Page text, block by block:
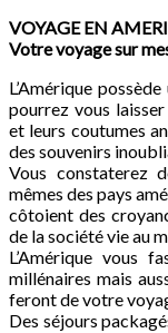
VOYAGE EN
Votre voyage sur
L’Amérique
pourrez vous
et leurs coutumes
des souvenirs
Vous constaterez
mêmes des pays
côtoient des
de la société vie au
L’Amérique vous
millénaires mais
feront de votre
Des séjours